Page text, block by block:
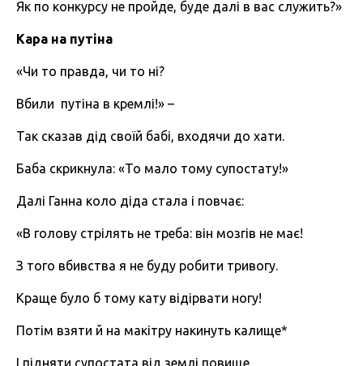
Як по конкурсу не пройде, буде далі в вас служить?»
Кара на путіна
«Чи то правда, чи то ні?
Вбили путіна в кремлі!» –
Так сказав дід своїй бабі, входячи до хати.
Баба скрикнула: «То мало тому супостату!»
Далі Ганна коло діда стала і повчає:
«В голову стрілять не треба: він мозгів не має!
З того вбивства я не буду робити тривогу.
Краще було б тому кату відірвати ногу!
Потім взяти й на макітру накинуть калище*
І підняти супостата від землі повище.